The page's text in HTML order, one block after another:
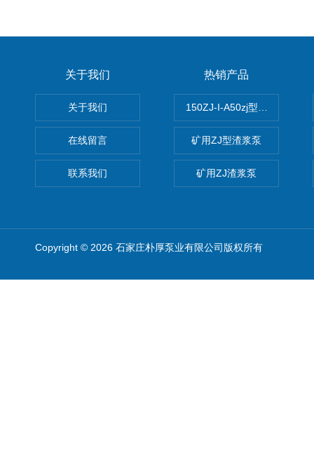
关于我们
关于我们
在线留言
联系我们
热销产品
150ZJ-I-A50zj型渣浆泵
矿用ZJ型渣浆泵
矿用ZJ渣浆泵
Copyright © 2026 石家庄朴厚泵业有限公司版权所有